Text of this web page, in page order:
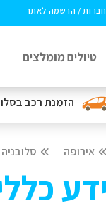
הזמנת רכב
/ הרשמה לאתר
טיולים מומלצים
אירופה סלובניה